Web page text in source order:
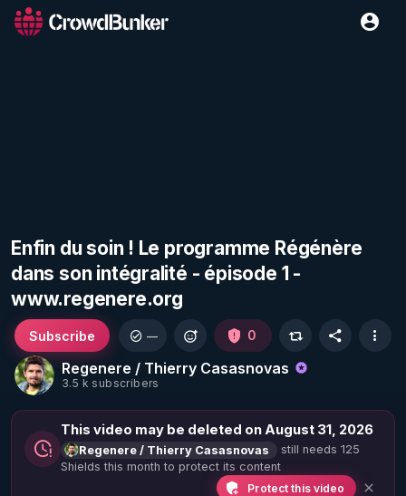
Enfin du soin ! Le programme Régénère
dans son intégralité - épisode 1 -
www.regenere.org
Regenere / Thierry Casasnovas
3.5 k subscribers
Subscribe — 0
This video may be deleted on August 31, 2026
Regenere / Thierry Casasnovas
still needs 125
Shields this month to protect its content
Protect this video